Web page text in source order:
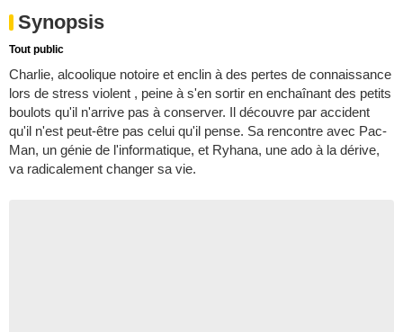
Synopsis
Tout public
Charlie, alcoolique notoire et enclin à des pertes de connaissance
lors de stress violent , peine à s'en sortir en enchaînant des petits
boulots qu'il n'arrive pas à conserver. Il découvre par accident
qu'il n'est peut-être pas celui qu'il pense. Sa rencontre avec Pac-
Man, un génie de l'informatique, et Ryhana, une ado à la dérive,
va radicalement changer sa vie.